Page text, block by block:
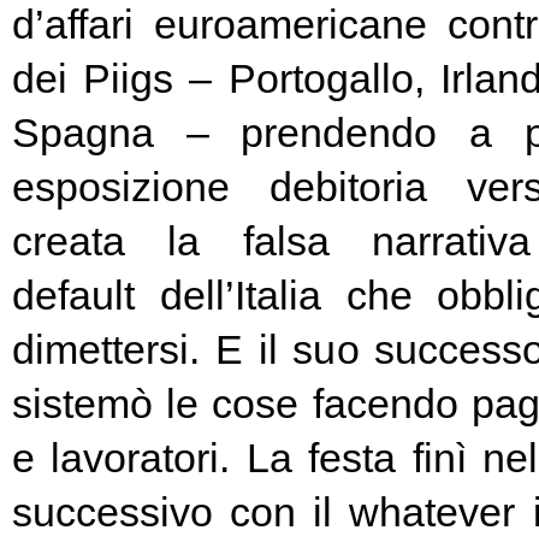
d’affari euroamericane
dei Piigs – Portogallo,
Spagna – prendendo a
esposizione debitoria
creata la falsa narrativa
default dell’Italia che
dimettersi. E il suo
sistemò le cose facendo
e lavoratori. La festa finì
successivo con il whatever